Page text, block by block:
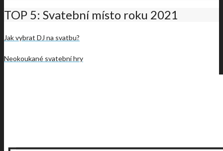
TOP 5: Svatební místo roku 2021
Jak vybrat DJ na svatbu?
Neokoukané svatební hry